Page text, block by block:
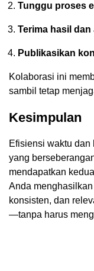
Tunggu proses
Terima hasil
Publikasikan
Kolaborasi ini
sambil tetap
Kesimpulan
Efisiensi waktu dan
yang
mendapatkan
Anda menghasilkan
konsisten, dan
—tanpa harus